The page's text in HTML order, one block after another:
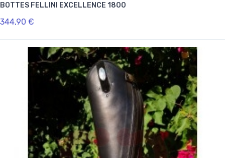
BOTTES FELLINI EXCELLENCE 1800
344,90 €